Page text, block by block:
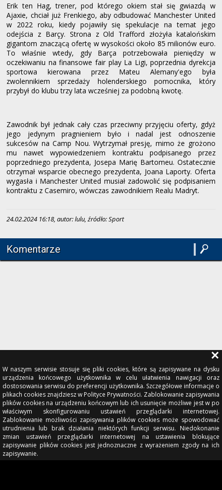
Erik ten Hag, trener, pod którego okiem stał się gwiazdą w
Ajaxie, chciał już Frenkiego, aby odbudować Manchester United
w 2022 roku, kiedy pojawiły się spekulacje na temat jego
odejścia z Barçy. Strona z Old Trafford złożyła katalońskim
gigantom znaczącą ofertę w wysokości około 85 milionów euro.
To właśnie wtedy, gdy Barça potrzebowała pieniędzy w
oczekiwaniu na finansowe fair play La Ligi, poprzednia dyrekcja
sportowa kierowana przez Mateu Alemany'ego była
zwolennikiem sprzedaży holenderskiego pomocnika, który
przybył do klubu trzy lata wcześniej za podobną kwotę.
Zawodnik był jednak cały czas przeciwny przyjęciu oferty, gdyż
jego jedynym pragnieniem było i nadal jest odnoszenie
sukcesów na Camp Nou. Wytrzymał presję, mimo że grożono
mu nawet wypowiedzeniem kontraktu podpisanego przez
poprzedniego prezydenta, Josepa Marię Bartomeu. Ostatecznie
otrzymał wsparcie obecnego prezydenta, Joana Laporty. Oferta
wygasła i Manchester United musiał zadowolić się podpisaniem
kontraktu z Casemiro, wówczas zawodnikiem Realu Madryt.
24.02.2024 16:18, autor: lulu, źródło: Sport
Komentarze
W naszym serwisie stosuje się pliki cookies, które są zapisywane na dysku
urządzenia końcowego użytkownika w celu ułatwienia nawigacji oraz
dostosowania serwisu do preferencji użytkownika. Szczegółowe informacje o
plikach cookies znajdziesz w Polityce Prywatności. Zablokowanie zapisywania
plików cookies na urządzeniu końcowym lub ich usunięcie możliwe jest w po
właściwym skonfigurowaniu ustawień przeglądarki internetowej.
Zablokowanie możliwości zapisywania plików cookies może spowodować
utrudnienia lub brak działania niektórych funkcji serwisu. Niedokonanie
zmian ustawień przeglądarki internetowej na ustawienia blokujące
zapisywanie plików cookies jest jednoznaczne z wyrażeniem zgody na ich
zapisywanie.